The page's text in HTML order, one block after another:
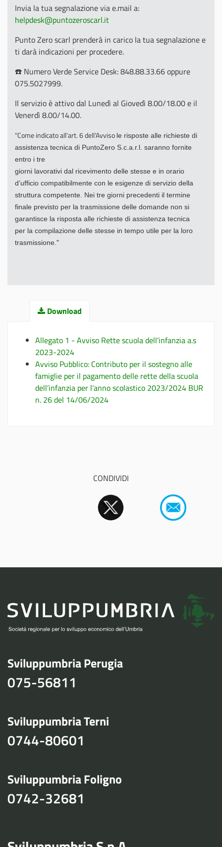
Invia la tua segnalazione via e.mail a:
helpdesk@puntozeroscarl.it
Punto Zero scarl prenderà in carico la tua segnalazione e
ti darà indicazioni per procedere.
☎️ Numero Verde Service Desk: 848.88.33.66 oppure
075.5027999.
Il servizio è attivo dal Lunedì al Giovedì 8.00/18.00 e il
Venerdì 8.00/14.00.
"Come indicato all'art. 6 dell'Avviso le risposte alle richieste di
assistenza tecnica di PuntoZero S.c.a.r.l. saranno fornite
entro i tre
giorni lavorativi dal ricevimento delle stesse e in orario
d’ufficio compatibilmente con le esigenze di servizio della
struttura competente. Nei tre giorni precedenti il termine
finale previsto per la trasmissione delle domande non si
garantisce la risposta alle richieste di assistenza tecnica
per la compilazione delle stesse in tempo utile per la loro
trasmissione."
Download
Allegato 1 - Avviso Rette scuola dell'infanzia a.s
2023-2024
Avviso Pubblico: Contributo per il sostegno alle
famiglie per il pagamento delle rette della scuola
dell’infanzia per l’anno scolastico 2023/2024 BUR
n. 26 del 14/06/2024
CONDIVIDI
Sviluppumbria Perugia
075-56811
Sviluppumbria Terni
0744-80601
Sviluppumbria Foligno
0742-32681